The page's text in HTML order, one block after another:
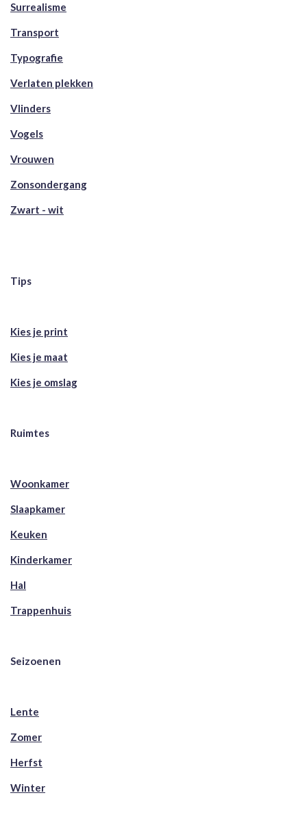
Surrealisme
Transport
Typografie
Verlaten plekken
Vlinders
Vogels
Vrouwen
Zonsondergang
Zwart - wit
Tips
Kies je print
Kies je maat
Kies je omslag
Ruimtes
Woonkamer
Slaapkamer
Keuken
Kinderkamer
Hal
Trappenhuis
Seizoenen
Lente
Zomer
Herfst
Winter